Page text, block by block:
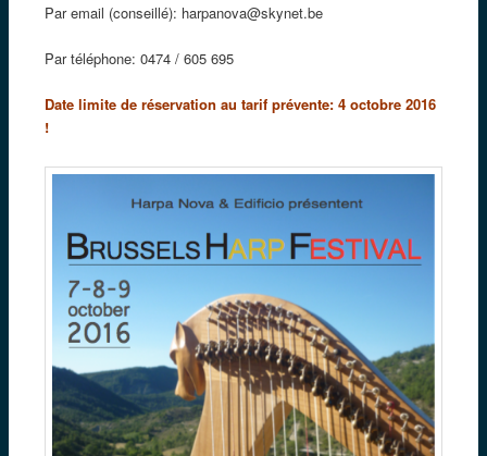
Par email (conseillé): harpanova@skynet.be
Par téléphone: 0474 / 605 695
Date limite de réservation au tarif prévente: 4 octobre 2016
!